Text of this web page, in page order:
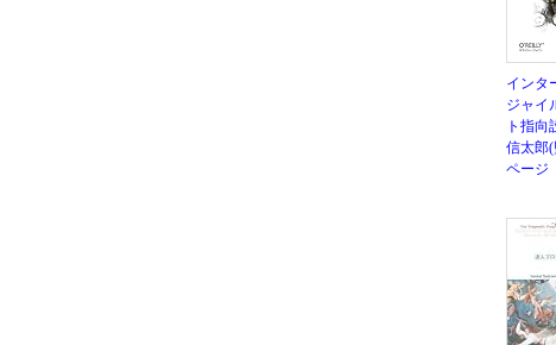
インタ
ジャイ
ト指向
信太郎
ページ